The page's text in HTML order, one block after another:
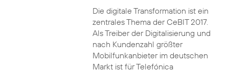
Die digitale Transformation ist ein
zentrales Thema der CeBIT 2017.
Als Treiber der Digitalisierung und
nach Kundenzahl größter
Mobilfunkanbieter im deutschen
Markt ist für Telefónica